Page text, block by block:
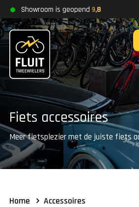
Zoeken
Showroom is geopend
Klantbeoordeling9,8
Fiets accessoires
Meer fietsplezier met de juiste fiets
Home Accessoires